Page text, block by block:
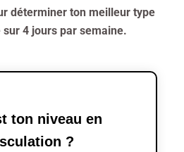
déterminer ton meilleur type
4 jours par semaine.
ton niveau en
?